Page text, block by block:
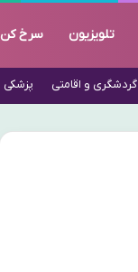
تلویزیون سرخ کن
گردشگری و اقامتی پزشکی